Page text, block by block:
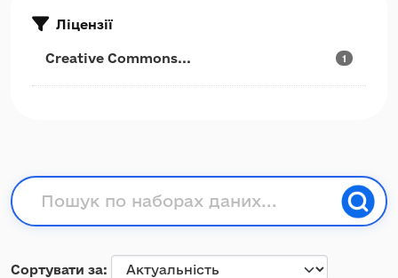
Ліцензії
Creative Commons... 1
Сортувати за